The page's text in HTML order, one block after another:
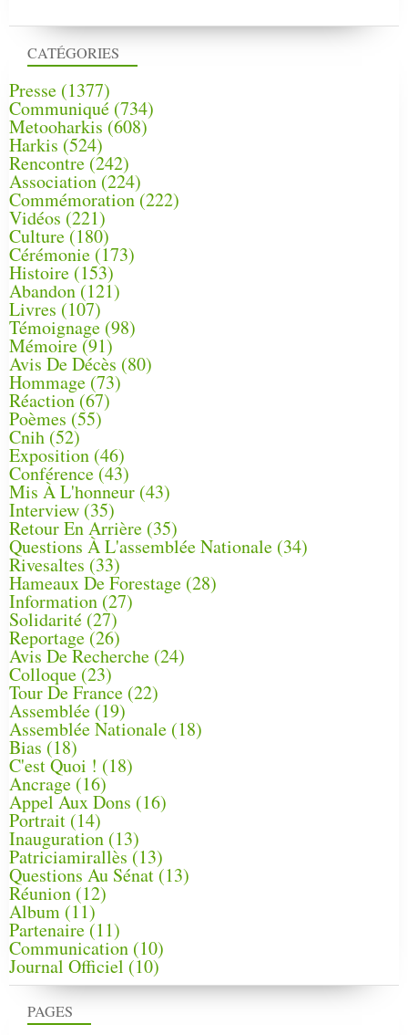
PAGES
CATÉGORIES
Presse (1377)
Communiqué (734)
Metooharkis (608)
Harkis (524)
Rencontre (242)
Association (224)
Commémoration(222)
Vidéos (221)
Culture(180)
Cérémonie (173)
Histoire (153)
Abandon(121)
Livres (107)
Témoignage (98)
Mémoire (91)
Avis De Décès (80)
Hommage (73)
Réaction(67)
Poèmes (55)
Cnih (52)
Exposition (46)
Conférence(43)
Mis À L'honneur (43)
Interview (35)
Retour En Arrière (35)
Questions À L'assemblée Nationale (34)
Rivesaltes (33)
Hameaux De Forestage (28)
Information (27)
Solidarité (27)
Reportage(26)
Avis De Recherche (24)
Colloque (23)
Tour De France (22)
Assemblée (19)
Assemblée Nationale (18)
Bias (18)
C'est Quoi ! (18)
Ancrage (16)
Appel Aux Dons (16)
Portrait (14)
Inauguration (13)
Patriciamirallès (13)
Questions Au Sénat(13)
Réunion (12)
Album (11)
Partenaire(11)
Communication (10)
Journal Officiel (10)